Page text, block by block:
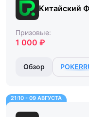
Китайский
Призовые:
1 000 ₽
Обзор
21:10 - 09 АВГУСТА